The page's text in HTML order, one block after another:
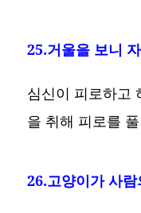
25.거울을 보니
심신이 피로하고
을 취해 피로를
26.고양이가 사